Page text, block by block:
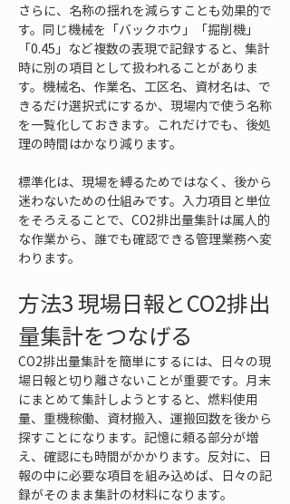
さらに、名称の揺れを減らすことも効果的で
す。同じ機械を「バックホウ」「掘削機」
「0.45」など複数の表現で記録すると、集計
時に別の項目として扱われることがありま
す。機械名、作業名、工区名、資材名は、で
きるだけ選択式にするか、現場内で使う名称
を一覧化しておきます。これだけでも、後処
理の時間はかなり減ります。
標準化は、現場を縛るためではなく、後から
迷わないための仕組みです。入力項目と単位
をそろえることで、CO2排出量集計は属人的
な作業から、誰でも確認できる管理業務へ変
わります。
方法3 現場日報とCO2排出
量集計をつなげる
CO2排出量集計を簡単にするには、日々の現
場日報と切り離さないことが重要です。月末
にまとめて集計しようとすると、燃料使用
量、重機稼働、資材搬入、運搬回数を後から
探すことになります。記憶に頼る部分が増
え、確認にも時間がかかります。反対に、日
報の中に必要な項目を組み込めば、日々の記
録がそのまま集計の材料になります。